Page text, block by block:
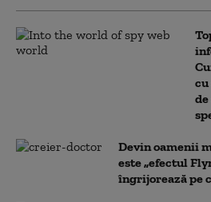
cu
Devin oamenii
este „efectul
îngrijorează pe